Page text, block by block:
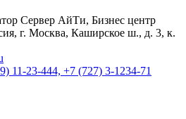
Сервер АйТи, Бизнес центр
г. Москва, Каширское ш., д. 3, к.
11-23-444, +7 (727) 3-1234-71